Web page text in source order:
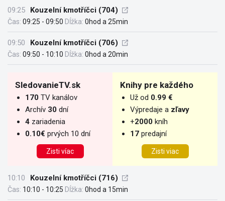
09:25 Kouzelní kmotříčci (704)
Čas: 09:25 - 09:50 Dĺžka: 0hod a 25min
09:50 Kouzelní kmotříčci (706)
Čas: 09:50 - 10:10 Dĺžka: 0hod a 20min
SledovanieTV.sk
170 TV kanálov
Archív 30 dní
4 zariadenia
0.10€ prvých 10 dní
Zisti víac
Knihy pre každého
Už od 0.99 €
Výpredaje a zľavy
+2000 kníh
17 predajní
Zisti viac
10:10 Kouzelní kmotříčci (716)
Čas: 10:10 - 10:25 Dĺžka: 0hod a 15min